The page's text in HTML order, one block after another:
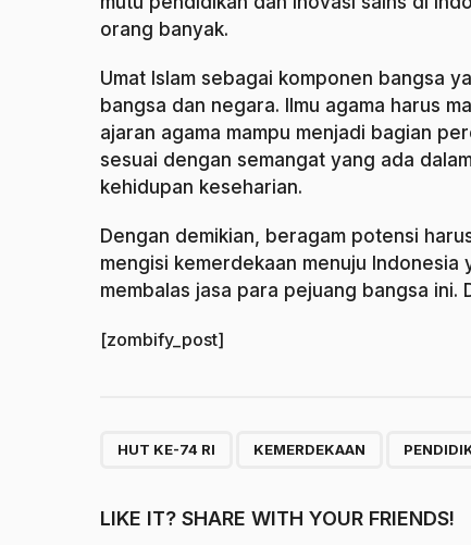
orang banyak.
Umat Islam sebagai komponen bangsa
bangsa dan negara. Ilmu agama harus
ajaran agama mampu menjadi bagian
sesuai dengan semangat yang ada
kehidupan keseharian.
Dengan demikian, beragam potensi
mengisi kemerdekaan menuju
membalas jasa para pejuang bangsa ini.
[zombify_post]
HUT KE-74 RI KEMERDEKAAN
LIKE IT? SHARE WITH YOUR FRIENDS!